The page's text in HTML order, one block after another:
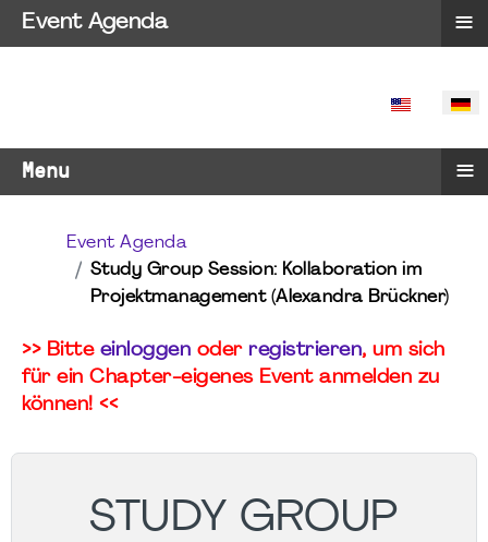
SPRACHE
Menu ≡
Event Agenda
Study Group Session: Kollaboration im
Projektmanagement (Alexandra Brückner)
>> Bitte einloggen oder registrieren, um sich
für ein Chapter-eigenes Event anmelden zu
können! <<
STUDY GROUP
Event Agenda ≡